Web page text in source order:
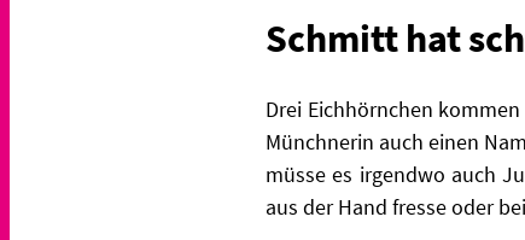
Schmitt hat
Drei Eichhörnchen
Münchnerin auch einen
müsse es irgendwo auch
aus der Hand fresse oder